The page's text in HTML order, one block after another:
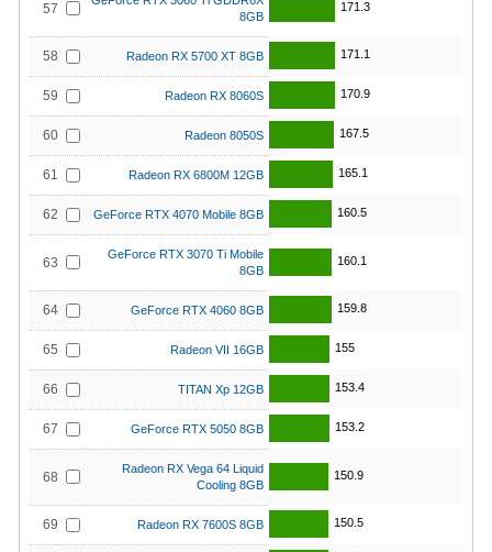
57
8GB
171.3
58 Radeon RX 5700 XT 8GB 171.1
59 Radeon RX 8060S 170.9
60 Radeon 8050S 167.5
61 Radeon RX 6800M 12GB 165.1
62 GeForce RTX 4070 Mobile 8GB 160.5
63
GeForce RTX 3070 Ti Mobile
8GB
160.1
64 GeForce RTX 4060 8GB 159.8
65 Radeon VII 16GB 155
66 TITAN Xp 12GB 153.4
67 GeForce RTX 5050 8GB 153.2
68
Radeon RX Vega 64 Liquid
Cooling 8GB
150.9
69 Radeon RX 7600S 8GB 150.5